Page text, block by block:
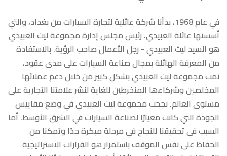
في عام 1968، بدأنا شركة عائلية لتجارة السيارات من بغداد، والتي
أسستها عائلة العبيدي. رئيس مجلس إدارة مجموعة ليث العبيدي
هو السيد ليث العبيدي - رجل الأعمال صاحب الرؤية. بالاستفادة
من المعرفة الهائلة بمجال صناعة السيارات على مدى عقود،
نمت مجموعة ليث العبيدي بشكل كبير من خلال دعم عملائها
المخلصين وشركاءها المنخرطين للغاية لنشر علامتنا التجارية على
مستوى العالم. نجحت مجموعة ليث العبيدي في وضع مقاييس
الجودة التي كانت معيارًا لصناعة السيارات في الشرق الأوسط. أما
السبب في تحقيقنا للنجاح في مرحلة مبكرة جدًا وتمكنا من
الحفاظ على نفس الموقف باستمرار هو القرارات الاستراتيجية